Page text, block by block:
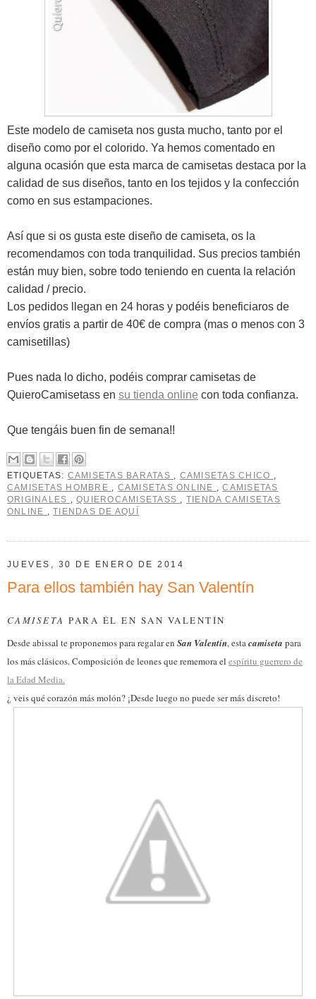
Este modelo de camiseta nos gusta mucho, tanto por el
diseño como por el colorido. Ya hemos comentado en
alguna ocasión que esta marca de camisetas destaca por la
calidad de sus diseños, tanto en los tejidos y la confección
como en sus estampaciones.
Así que si os gusta este diseño de camiseta, os la
recomendamos con toda tranquilidad. Sus precios también
están muy bien, sobre todo teniendo en cuenta la relación
calidad / precio.
Los pedidos llegan en 24 horas y podéis beneficiaros de
envíos gratis a partir de 40€ de compra (mas o menos con 3
camisetillas)
Pues nada lo dicho, podéis comprar camisetas de
QuieroCamisetass en su tienda online con toda confianza.
Que tengáis buen fin de semana!!
ETIQUETAS: CAMISETAS BARATAS CAMISETAS CHICO
CAMISETAS HOMBRE
CAMISETAS ONLINE ,CAMISETAS
ORIGINALES
,QUIEROCAMISETASS
TIENDA CAMISETAS
ONLINE
,TIENDAS DE AQUÍ
JUEVES, 30 DE ENERO DE 2014
Para ellos también hay San Valentín
CAMISETA PARA ÉL EN SAN VALENTÍN
Desde abissal te proponemos para regalar en San Valentín, estacamiseta para
los más clásicos. Composición de leones que rememora el espíritu guerrero de
la Edad Media.
¿ veis qué corazón más molón? ¡Desde luego no puede ser más discreto!